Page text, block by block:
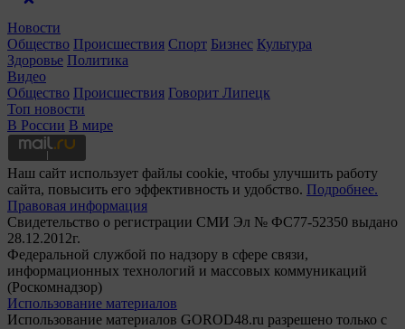
Новости
Общество Происшествия Спорт Бизнес Культура
Здоровье Политика
Видео
Общество Происшествия Говорит Липецк
Топ новости
В России В мире
Наш сайт использует файлы cookie, чтобы улучшить работу
сайта, повысить его эффективность и удобство. Подробнее.
Правовая информация
Свидетельство о регистрации СМИ Эл № ФС77-52350 выдано
28.12.2012г.
Федеральной службой по надзору в сфере связи,
информационных технологий и массовых коммуникаций
(Роскомнадзор)
Использование материалов
Использование материалов GOROD48.ru разрешено только с